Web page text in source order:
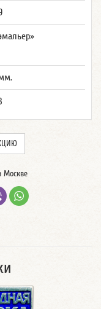
Москве